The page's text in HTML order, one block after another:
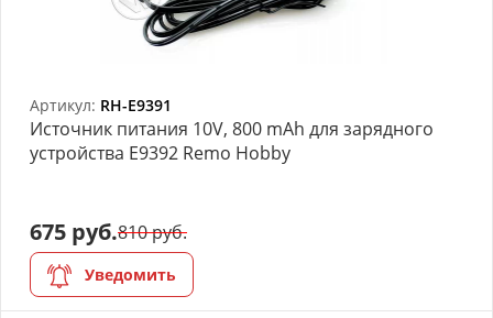
Артикул: RH-E9391
Источник питания 10V, 800 mAh для зарядного
устройства E9392 Remo Hobby
675 руб.810 руб.
Уведомить